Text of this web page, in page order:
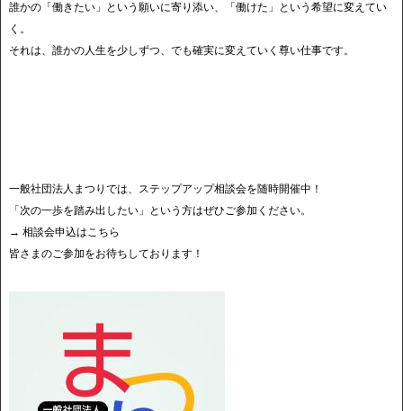
誰かの「働きたい」という願いに寄り添い、「働けた」という希望に変えてい
く。
それは、誰かの人生を少しずつ、でも確実に変えていく尊い仕事です。
一般社団法人まつりでは、ステップアップ相談会を随時開催中！
「次の一歩を踏み出したい」という方はぜひご参加ください。
→ 相談会申込はこちら
皆さまのご参加をお待ちしております！